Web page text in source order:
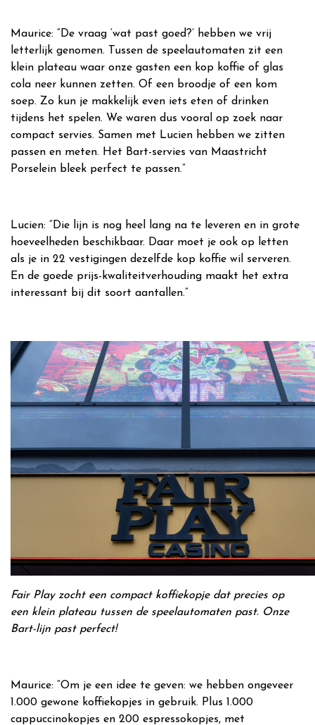
Maurice: “De vraag ‘wat past goed?’ hebben we vrij
letterlijk genomen. Tussen de speelautomaten zit een
klein plateau waar onze gasten een kop koffie of glas
cola neer kunnen zetten. Of een broodje of een kom
soep. Zo kun je makkelijk even iets eten of drinken
tijdens het spelen. We waren dus vooral op zoek naar
compact servies. Samen met Lucien hebben we zitten
passen en meten. Het Bart-servies van Maastricht
Porselein bleek perfect te passen.”
Lucien: “Die lijn is nog heel lang na te leveren en in grote
hoeveelheden beschikbaar. Daar moet je ook op letten
als je in 22 vestigingen dezelfde kop koffie wil serveren.
En de goede prijs-kwaliteitverhouding maakt het extra
interessant bij dit soort aantallen.”
Fair Play zocht een compact koffiekopje dat precies op
een klein plateau tussen de speelautomaten past. Onze
Bart-lijn past perfect!
Maurice: “Om je een idee te geven: we hebben ongeveer
1.000 gewone koffiekopjes in gebruik. Plus 1.000
cappuccinokopjes en 200 espressokopjes, met